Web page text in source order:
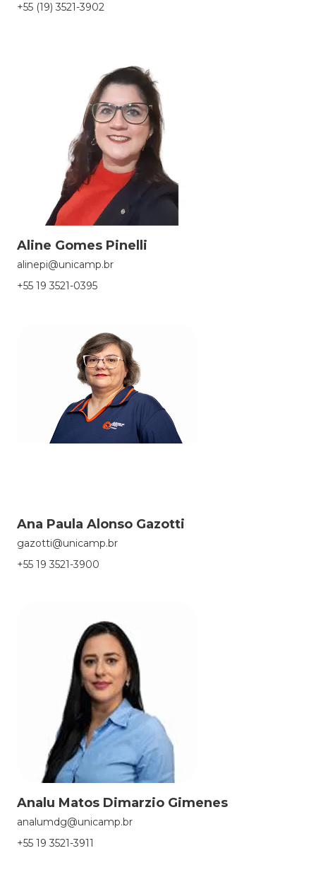
+55 (19) 3521-3902
Aline Gomes Pinelli
alinepi@unicamp.br
+55 19 3521-0395
Ana Paula Alonso Gazotti
gazotti@unicamp.br
+55 19 3521-3900
Analu Matos Dimarzio Gimenes
analumdg@unicamp.br
+55 19 3521-3911